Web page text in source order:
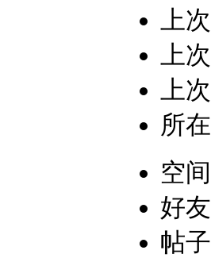
上
上
上
所
空
好
帖